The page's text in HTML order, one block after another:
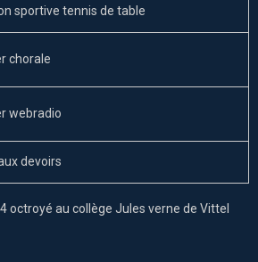
sportive tennis de table
chorale
webradio
devoirs